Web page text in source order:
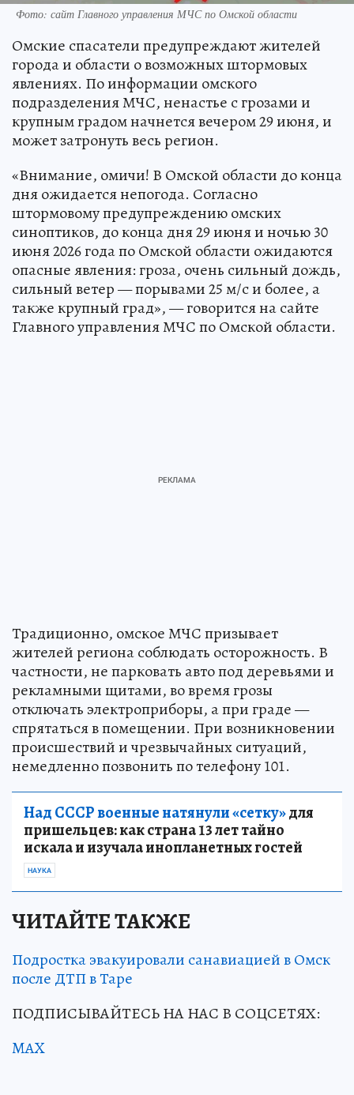
Фото: сайт Главного управления МЧС по Омской области
Омские спасатели предупреждают жителей
города и области о возможных штормовых
явлениях. По информации омского
подразделения МЧС, ненастье с грозами и
крупным градом начнется вечером 29 июня, и
может затронуть весь регион.
«Внимание, омичи! В Омской области до конца
дня ожидается непогода. Согласно
штормовому предупреждению омских
синоптиков, до конца дня 29 июня и ночью 30
июня 2026 года по Омской области ожидаются
опасные явления: гроза, очень сильный дождь,
сильный ветер — порывами 25 м/с и более, а
также крупный град», — говорится на сайте
Главного управления МЧС по Омской области.
Традиционно, омское МЧС призывает
жителей региона соблюдать осторожность. В
частности, не парковать авто под деревьями и
рекламными щитами, во время грозы
отключать электроприборы, а при граде —
спрятаться в помещении. При возникновении
происшествий и чрезвычайных ситуаций,
немедленно позвонить по телефону 101.
Над СССР военные натянули «сетку»для
пришельцев: как страна 13 лет тайно
искала и изучала инопланетных гостей
НАУКА
ЧИТАЙТЕ ТАКЖЕ
Подростка эвакуировали санавиацией в Омск
после ДТП в Таре
ПОДПИСЫВАЙТЕСЬ НА НАС В СОЦСЕТЯХ:
MAX